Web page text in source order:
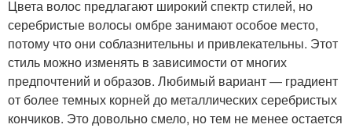
Цвета волос предлагают широкий спектр стилей, но
серебристые волосы омбре занимают особое место,
потому что они соблазнительны и привлекательны. Этот
стиль можно изменять в зависимости от многих
предпочтений и образов. Любимый вариант — градиент
от более темных корней до металлических серебристых
кончиков. Это довольно смело, но тем не менее остается